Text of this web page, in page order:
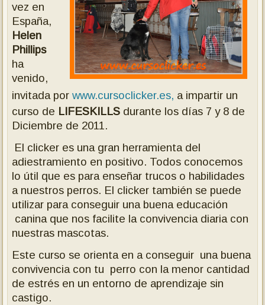
vez en
España,
Helen
Phillips
ha
venido,
invitada porwww.cursoclicker.es, a impartir un
curso de LIFESKILLS durante los días 7 y 8 de
Diciembre de 2011.
El clicker es una gran herramienta del
adiestramiento en positivo. Todos conocemos
lo útil que es para enseñar trucos o habilidades
a nuestros perros. El clicker también se puede
utilizar para conseguir una buena educación
canina que nos facilite la convivencia diaria con
nuestras mascotas.
Este curso se orienta en a conseguir una buena
convivencia con tu perro con la menor cantidad
de estrés en un entorno de aprendizaje sin
castigo.